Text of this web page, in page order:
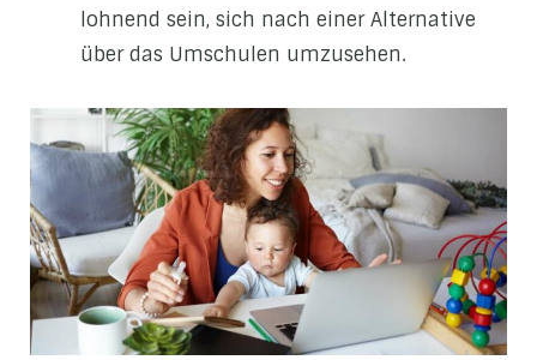
lohnend sein, sich nach einer Alternative
über das Umschulen umzusehen.